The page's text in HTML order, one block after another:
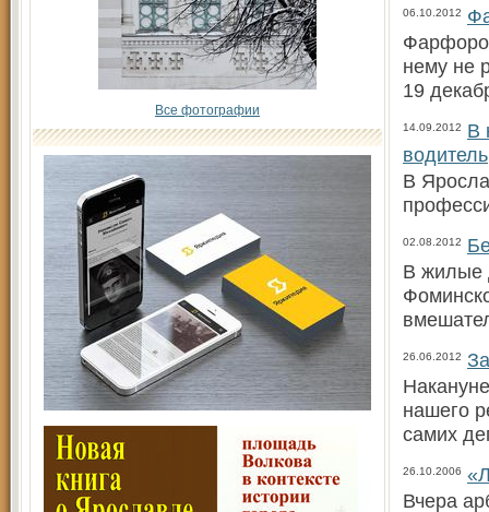
Все фотографии
06.10.2012
нему не
19
14.09.2012
В
водитель
В
02.08.2012
В жилые
26.06.2012
нашего
самих
26.10.2006
Вчера